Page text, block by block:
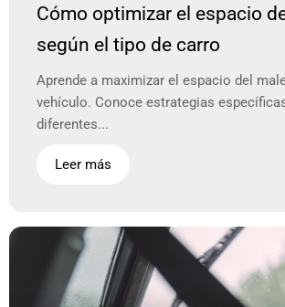
Cómo optimizar el espacio
según el tipo de carro
Aprende a maximizar el espacio del
vehículo. Conoce estrategias
diferentes...
Leer más